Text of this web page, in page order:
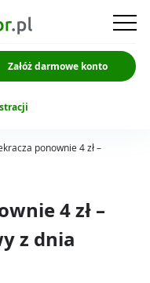
Załóż darmowe konto
ponownie 4 zł –
4 zł –
z dnia